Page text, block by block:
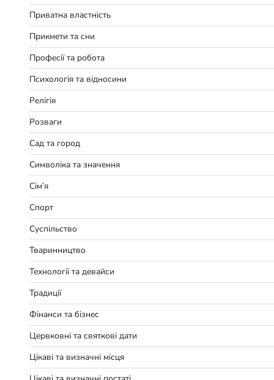
Приватна властність
Прикмети та сни
Професії та робота
Психологія та відносини
Релігія
Розваги
Сад та город
Символіка та значення
Сім’я
Спорт
Суспільство
Тваринництво
Технології та девайси
Традиції
Фінанси та бізнес
Цервковні та святкові дати
Цікаві та визначні місця